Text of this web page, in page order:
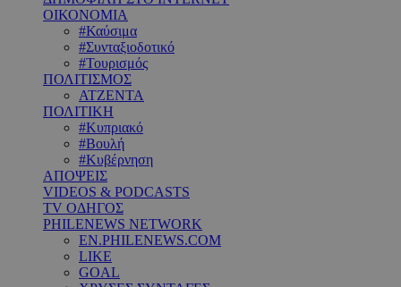
ΟΙΚΟΝΟΜΙΑ
#Καύσιμα
#Συνταξιοδοτικό
#Τουρισμός
ΠΟΛΙΤΙΣΜΟΣ
ΑΤΖΕΝΤΑ
ΠΟΛΙΤΙΚΗ
#Κυπριακό
#Βουλή
#Κυβέρνηση
ΑΠΟΨΕΙΣ
VIDEOS & PODCASTS
TV ΟΔΗΓΟΣ
PHILENEWS NETWORK
EN.PHILENEWS.COM
LIKE
GOAL